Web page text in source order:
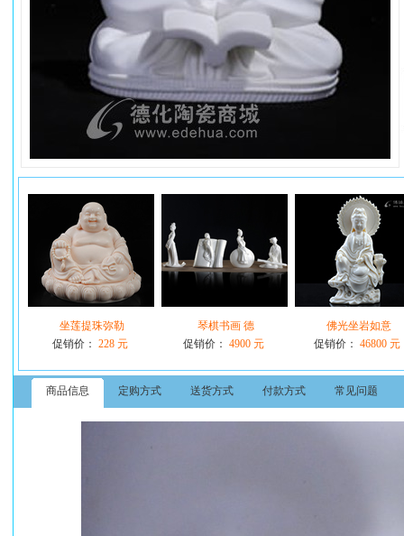
坐莲提珠弥勒
促销价： 228 元
琴棋书画 德
促销价： 4900 元
佛光坐岩如意
促销价： 46800 元
商品信息 定购方式 送货方式 付款方式 常见问题